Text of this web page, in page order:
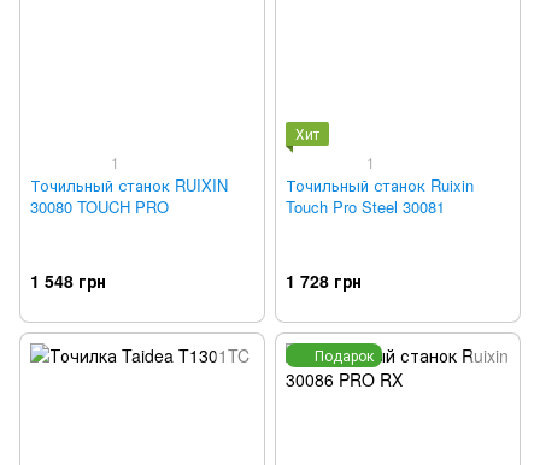
1
Точильный станок RUIXIN
30080 TOUCH PRO
1 548 грн
Хит
1
Точильный станок Ruixin
Touch Pro Steel 30081
1 728 грн
Подарок